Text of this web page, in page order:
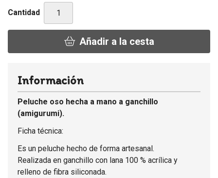
Cantidad
Añadir a la cesta
Información
Peluche oso hecha a mano a ganchillo
(amigurumi).
Ficha técnica:
Es un peluche hecho de forma artesanal.
Realizada en ganchillo con lana 100 % acrílica y
relleno de fibra siliconada.